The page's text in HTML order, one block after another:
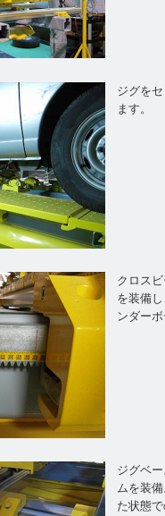
ジグを
ます。
クロス
を装備
ンダー
ジグベ
ムを装
た状態